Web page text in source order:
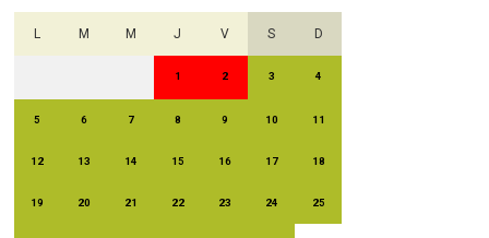
L M M J V S D
1 2 3 4
5 6 7 8 9 10 11
12 13 14 15 16 17 18
19 20 21 22 23 24 25